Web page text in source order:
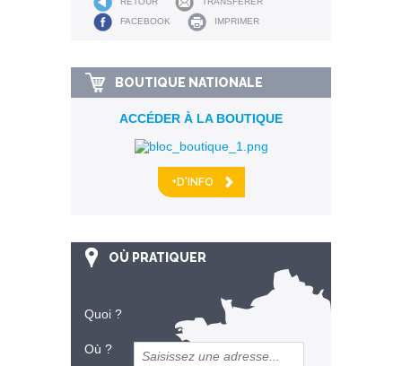
FACEBOOK
IMPRIMER
BOUTIQUE NATIONALE
ACCÉDER À LA BOUTIQUE
+D'INFO
OÙ PRATIQUER
Quoi ?
Où ?